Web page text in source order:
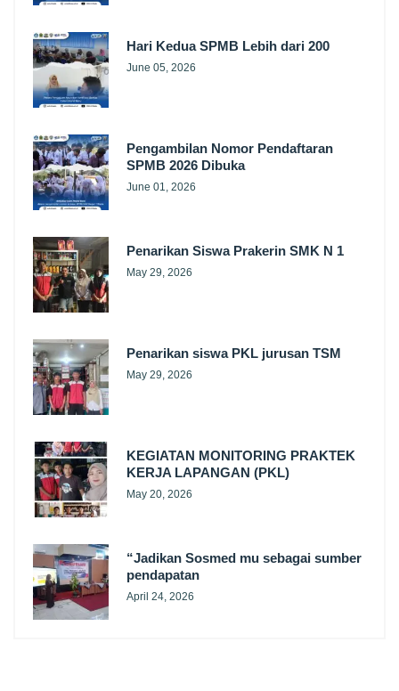
Hari Kedua SPMB Lebih dari 200
June 05, 2026
Pengambilan Nomor Pendaftaran
SPMB 2026 Dibuka
June 01, 2026
Penarikan Siswa Prakerin SMK N 1
May 29, 2026
Penarikan siswa PKL jurusan TSM
May 29, 2026
KEGIATAN MONITORING PRAKTEK
KERJA LAPANGAN (PKL)
May 20, 2026
“Jadikan Sosmed mu sebagai sumber
pendapatan
April 24, 2026